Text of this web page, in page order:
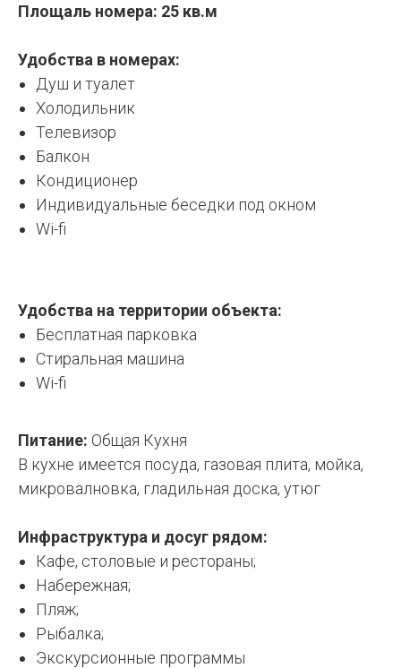
Площаль номера: 25 кв.м
Удобства в номерах:
Душ и туалет
Холодильник
Телевизор
Балкон
Кондиционер
Индивидуальные беседки под окном
Wi-fi
Удобства на территории объекта:
Бесплатная парковка
Стиральная машина
Wi-fi
Питание: Общая Кухня
В кухне имеется посуда, газовая плита, мойка,
микровалновка, гладильная доска, утюг
Инфраструктура и досуг рядом:
Кафе, столовые и рестораны;
Набережная;
Пляж;
Рыбалка;
Экскурсионные программы